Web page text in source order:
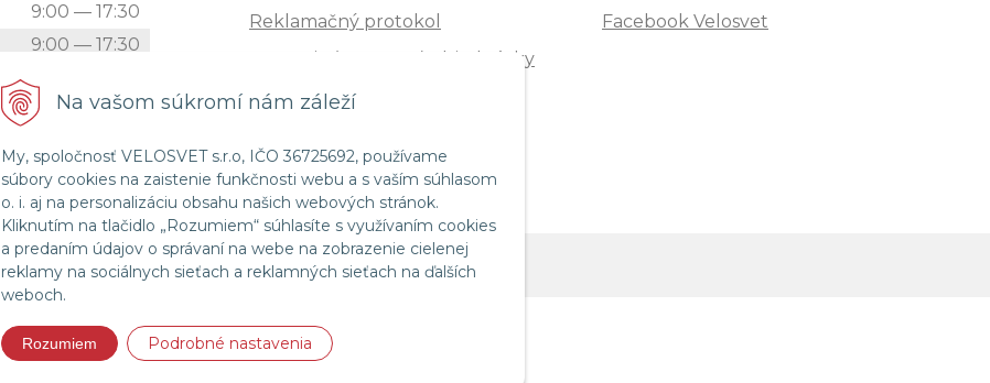
Na vašom súkromí nám záleží
My, spoločnosť VELOSVET s.r.o, IČO 36725692, používame
súbory cookies na zaistenie funkčnosti webu a s vaším súhlasom
o. i. aj na personalizáciu obsahu našich webových stránok.
Kliknutím na tlačidlo „Rozumiem“ súhlasíte s využívaním cookies
a predaním údajov o správaní na webe na zobrazenie cielenej
reklamy na sociálnych sieťach a reklamných sieťach na ďalších
weboch.
Rozumiem Podrobné nastavenia
9:00 — 17:30
9:00 — 17:30
9:00 — 12:00
Zatvorené
Reklamačný protokol
Zrušenie (STORNO) objednávky
Doprava
Štatút súťaže "Vianoce 2025"
Facebook Velosvet
© 2026 Velosvet •NextShop&e-shop Pohoda ConnectorbyNextCom s.r.o.